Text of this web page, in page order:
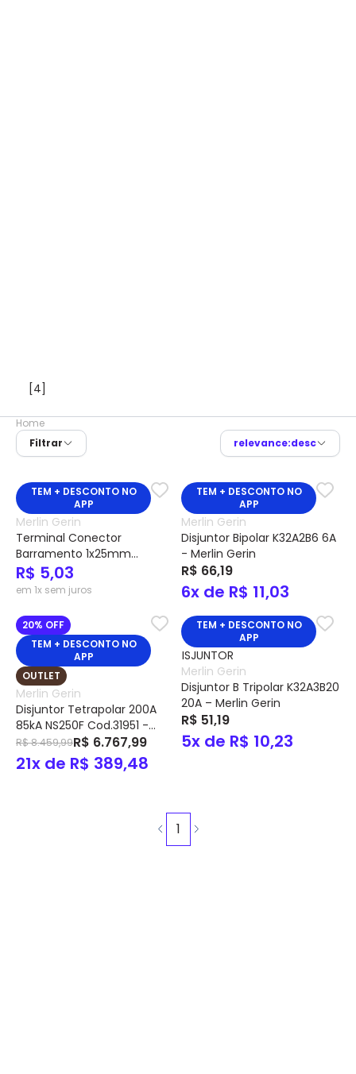
[4]
Home
Filtrar
relevance:desc
TEM + DESCONTO NO
APP
Merlin Gerin
Terminal Conector
Barramento 1x25mm
Cód.14885 - Merlin Gerin
R$ 5,03
em 1x sem juros
TEM + DESCONTO NO
APP
Merlin Gerin
Disjuntor Bipolar K32A2B6 6A
- Merlin Gerin
R$ 66,19
6x de R$ 11,03
20% OFF
TEM + DESCONTO NO
APP
OUTLET
Merlin Gerin
Disjuntor Tetrapolar 200A
85kA NS250F Cod.31951 -
Merlin Gerin
R$ 8.459,99R$ 6.767,99
21x de R$ 389,48
TEM + DESCONTO NO
APP
Merlin Gerin
Disjuntor B Tripolar K32A3B20
20A – Merlin Gerin
R$ 51,19
5x de R$ 10,23
1